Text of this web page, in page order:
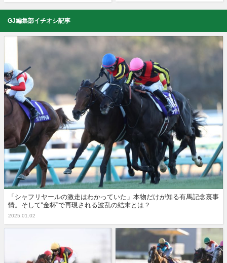
GJ編集部イチオシ記事
「シャフリヤールの激走はわかっていた」本物だけが知る有馬記念裏事
情。そして“金杯”で再現される波乱の結末とは？
2025.01.02